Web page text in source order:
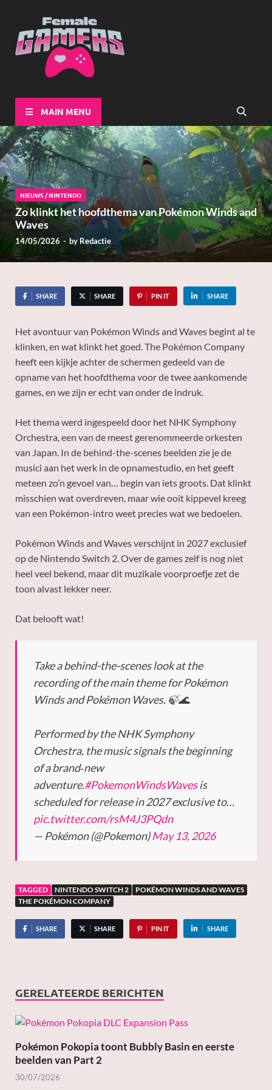
MAIN MENU
NIEUWS /NINTENDO
Zo klinkt het hoofdthema van Pokémon Winds and
Waves
14/05/2026 - byRedactie
SHARE SHARE PIN IT SHARE
Het avontuur van Pokémon Winds and Waves begint al te
klinken, en wat klinkt het goed. The Pokémon Company
heeft een kijkje achter de schermen gedeeld van de
opname van het hoofdthema voor de twee aankomende
games, en we zijn er echt van onder de indruk.
Het thema werd ingespeeld door het NHK Symphony
Orchestra, een van de meest gerenommeerde orkesten
van Japan. In de behind-the-scenes beelden zie je de
musici aan het werk in de opnamestudio, en het geeft
meteen zo’n gevoel van… begin van iets groots. Dat klinkt
misschien wat overdreven, maar wie ooit kippevel kreeg
van een Pokémon-intro weet precies wat we bedoelen.
Pokémon Winds and Waves verschijnt in 2027 exclusief
op de Nintendo Switch 2. Over de games zelf is nog niet
heel veel bekend, maar dit muzikale voorproefje zet de
toon alvast lekker neer.
Dat belooft wat!
Take a behind-the-scenes look at the
recording of the main theme for Pokémon
Winds and Pokémon Waves. 🍃🌊
Performed by the NHK Symphony
Orchestra, the music signals the beginning
of a brand‑new
adventure.#PokemonWindsWavesis
scheduled for release in 2027 exclusive to…
pic.twitter.com/rsM4J3PQdn
— Pokémon (@Pokemon)May 13, 2026
TAGGED NINTENDO SWITCH 2
POKÉMON WINDS AND WAVES
THE POKÉMON COMPANY
SHARE SHARE PIN IT SHARE
GERELATEERDE BERICHTEN
Pokémon Pokopia toont Bubbly Basin en eerste
beelden van Part 2
30/07/2026